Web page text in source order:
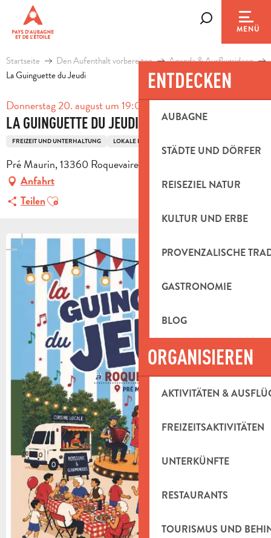
contenu
principal
MENÜ
ENTDECKEN
AUBAGNE
STÄDTE UND DÖRFER
REISEZIEL NATUR
KULTUR UND ERBE
PROVENZALISCHE
GASTRONOMIE
BLOG
ORGANISIEREN
AKTIVITÄTEN &
FREIZEITSAKTIVITÄTEN
UNTERKÜNFTE
RESTAURANTS
TOURISMUS UND
Startseite Den Aufenthalt vorbereiten
Agenda & Ausflugsideen
La Guinguette du Jeudi
Donnerstag 20. august um 19:00
LA GUINGUETTE DU JEUDI
FREIZEIT UND UNTERHALTUNG LOKALE FESTE
Pré Maurin, 13360 Roquevaire
Anfahrt
TeilenAjouter aux favoris